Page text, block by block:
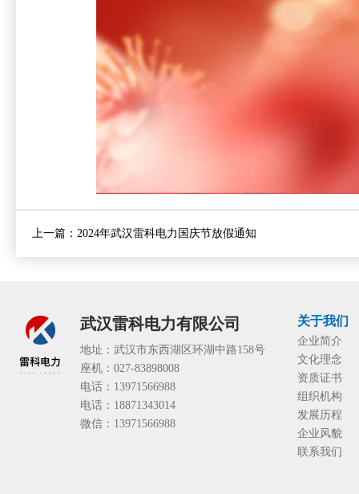
上一篇： 2024年武汉雷科电力国庆节放假通知
武汉雷科电力有限公司
地址：武汉市东西湖区环湖中路158号
座机：027-83898008
电话：13971566988
电话：18871343014
微信：13971566988
关于我们
企业简介
文化理念
资质证书
组织机构
发展历程
企业风貌
联系我们